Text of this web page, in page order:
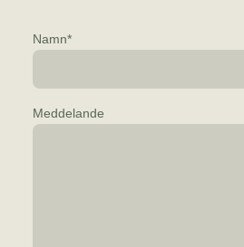
Namn*
Meddelande